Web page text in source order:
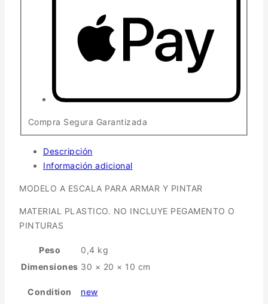
Compra Segura Garantizada
Descripción
Información adicional
MODELO A ESCALA PARA ARMAR Y PINTAR
MATERIAL PLASTICO. NO INCLUYE PEGAMENTO O
PINTURAS
Peso
0,4 kg
Dimensiones 30 × 20 × 10 cm
Condition new